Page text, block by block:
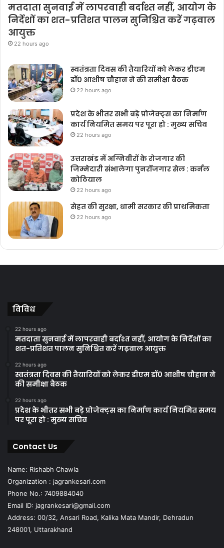
मतदाता सुनवाई में लापरवाही बर्दाश्त नहीं, आयोग के
निर्देशों का शत-प्रतिशत पालन सुनिश्चित करें गढ़वाल
आयुक्त
22 hours ago
स्वतंत्रता दिवस की तैयारियों को लेकर डीएम
डॉ0 आशीष चौहान ने की समीक्षा बैठक
22 hours ago
प्रदेश के भीतर सभी बड़े प्रोजेक्ट्स का निर्माण
कार्य नियमित समय पर पूरा हो : मुख्य सचिव
22 hours ago
उत्तराखंड में अग्निवीरों के रोजगार की
जिम्मेदारी संभालेगा पुनर्रोजगार सेल : कर्नल
कोठियाल
22 hours ago
सेहत की सुरक्षा, धामी सरकार की प्राथमिकता
22 hours ago
विविध
22 hours ago
मतदाता सुनवाई में लापरवाही बर्दाश्त नहीं, आयोग के निर्देशों का
शत-प्रतिशत पालन सुनिश्चित करें गढ़वाल आयुक्त
22 hours ago
स्वतंत्रता दिवस की तैयारियों को लेकर डीएम डॉ0 आशीष चौहान ने
की समीक्षा बैठक
22 hours ago
प्रदेश के भीतर सभी बड़े प्रोजेक्ट्स का निर्माण कार्य नियमित समय
पर पूरा हो : मुख्य सचिव
Contact Us
Name: Rishabh Chawla
Organization : jagrankesari.com
Phone No.: 7409884040
Email ID: jagrankesari@gmail.com
Address: 00/32, Ansari Road, Kalika Mata Mandir, Dehradun
248001, Uttarakhand